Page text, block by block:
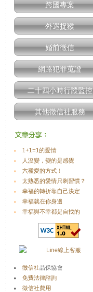
跨國專案
外遇捉猴
婚前徵信
網路犯罪蒐證
二十四小時行蹤監控
其他徵信社服務
1+1=1的愛情
人沒變，變的是感覺
六種愛的方式！
太熟悉的愛情只剩習慣？
幸福的轉折靠自己決定
幸福就在你身邊
幸福與不幸都是自找的
徵信社品保協會
免費法律諮詢
徵信社費用